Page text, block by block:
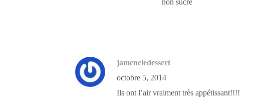
non sucré
jameneledessert
octobre 5, 2014
Ils ont l’air vraiment très appétissant!!!!